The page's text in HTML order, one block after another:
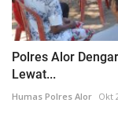
Polres Alor
Lewat...
Humas Polres Alor Okt